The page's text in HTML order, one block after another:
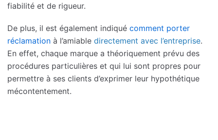
fiabilité et de rigueur.
De plus, il est également indiqué comment porter
réclamation à l’amiable directement avec l’entreprise.
En effet, chaque marque a théoriquement prévu des
procédures particulières et qui lui sont propres pour
permettre à ses clients d’exprimer leur hypothétique
mécontentement.